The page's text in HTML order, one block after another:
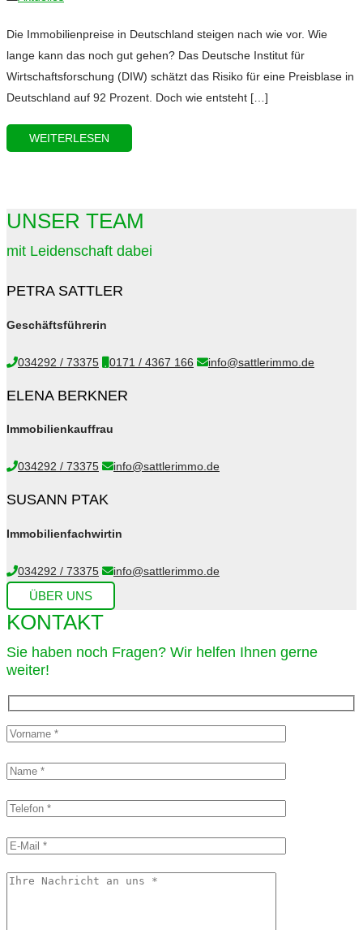
Die Immobilienpreise in Deutschland steigen nach wie vor. Wie
lange kann das noch gut gehen? Das Deutsche Institut für
Wirtschaftsforschung (DIW) schätzt das Risiko für eine Preisblase in
Deutschland auf 92 Prozent. Doch wie entsteht […]
WEITERLESEN
UNSER TEAM
mit Leidenschaft dabei
PETRA SATTLER
Geschäftsführerin
034292 / 73375 0171 / 4367 166 info@sattlerimmo.de
ELENA BERKNER
Immobilienkauffrau
034292 / 73375 info@sattlerimmo.de
SUSANN PTAK
Immobilienfachwirtin
034292 / 73375 info@sattlerimmo.de
ÜBER UNS
KONTAKT
Sie haben noch Fragen? Wir helfen Ihnen gerne
weiter!​